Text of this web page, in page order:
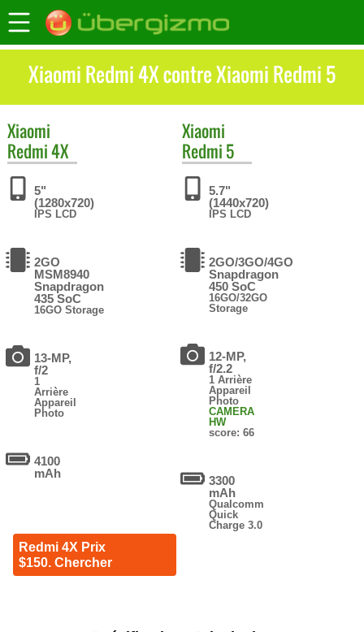
Xiaomi Redmi 4X contre Xiaomi Redmi 5
Xiaomi
Redmi 4X
5"
(1280x720)
IPS LCD
2GO
MSM8940
Snapdragon
435 SoC
16GO Storage
13-MP,
f/2
1
Arrière
Appareil
Photo
4100
mAh
Redmi 4X Prix
$150. Chercher
Xiaomi
Redmi 5
5.7"
(1440x720)
IPS LCD
2GO/3GO/4GO
Snapdragon
450 SoC
16GO/32GO
Storage
12-MP,
f/2.2
1 Arrière
Appareil
Photo
CAMERA
HW
score: 66
3300
mAh
Qualcomm
Quick
Charge 3.0